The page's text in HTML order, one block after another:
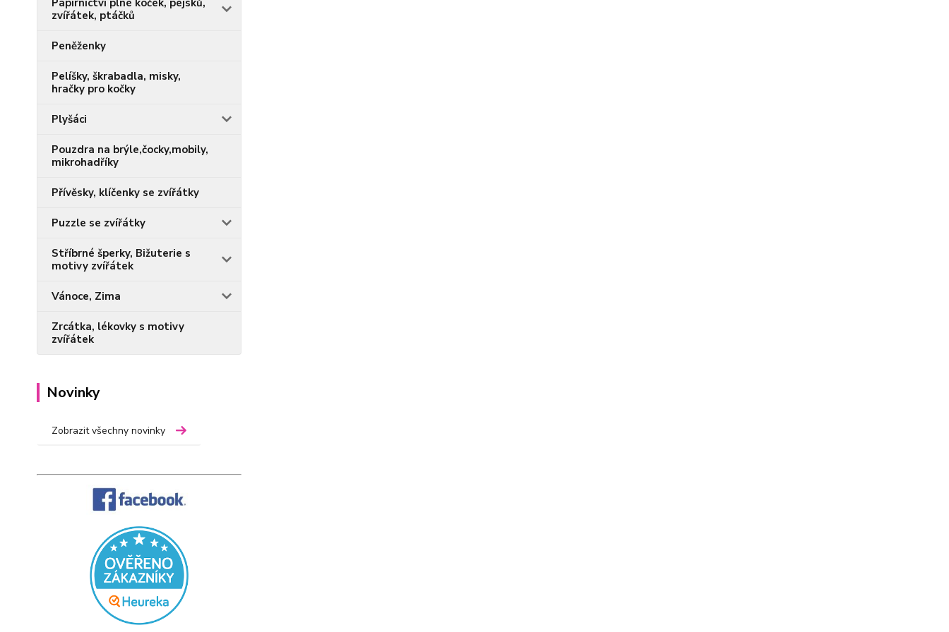
Papírnictví plné koček, pejsků,
zvířátek, ptáčků
Peněženky
Pelíšky, škrabadla, misky,
hračky pro kočky
Plyšáci
Pouzdra na brýle,čocky,mobily,
mikrohadříky
Přívěsky, klíčenky se zvířátky
Puzzle se zvířátky
Stříbrné šperky, Bižuterie s
motivy zvířátek
Vánoce, Zima
Zrcátka, lékovky s motivy
zvířátek
Novinky
Zobrazit všechny novinky